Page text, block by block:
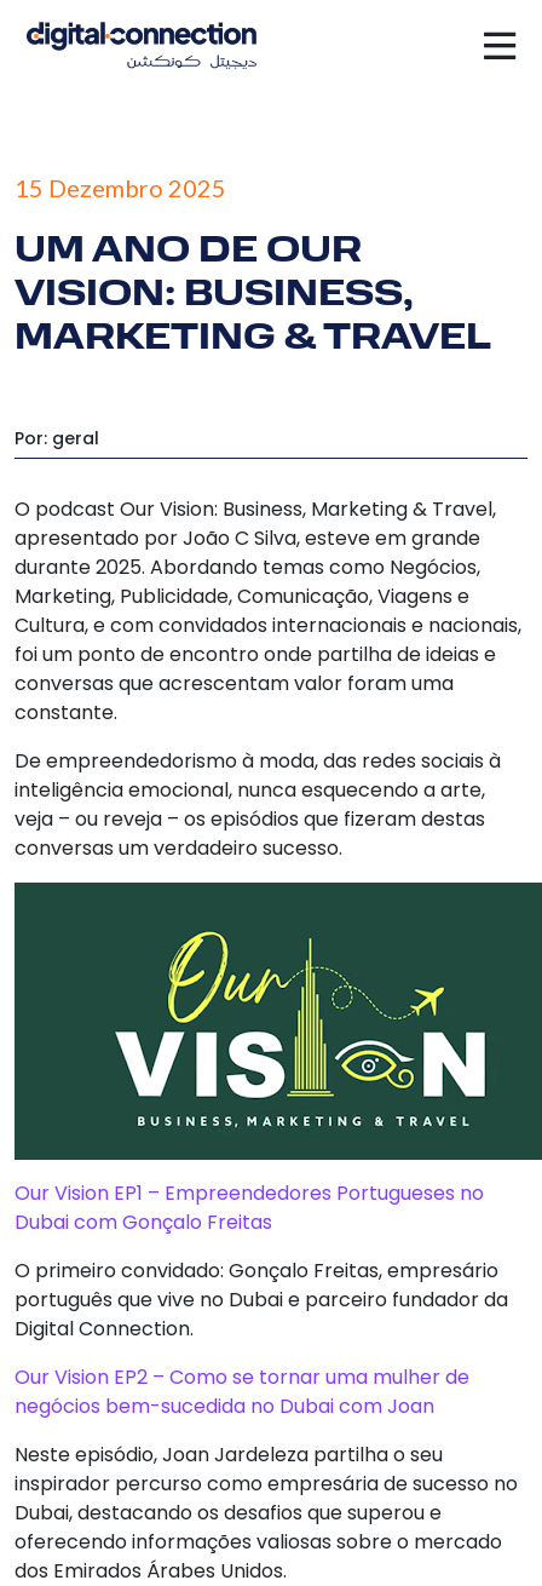
15 Dezembro 2025
UM ANO DE OUR
VISION: BUSINESS,
MARKETING & TRAVEL
Por: geral
O podcast Our Vision: Business, Marketing & Travel,
apresentado por João C Silva, esteve em grande
durante 2025. Abordando temas como Negócios,
Marketing, Publicidade, Comunicação, Viagens e
Cultura, e com convidados internacionais e nacionais,
foi um ponto de encontro onde partilha de ideias e
conversas que acrescentam valor foram uma
constante.
De empreendedorismo à moda, das redes sociais à
inteligência emocional, nunca esquecendo a arte,
veja – ou reveja – os episódios que fizeram destas
conversas um verdadeiro sucesso.
Our Vision EP1 – Empreendedores Portugueses no
Dubai com Gonçalo Freitas
O primeiro convidado: Gonçalo Freitas, empresário
português que vive no Dubai e parceiro fundador da
Digital Connection.
Our Vision EP2 – Como se tornar uma mulher de
negócios bem-sucedida no Dubai com Joan
Neste episódio, Joan Jardeleza partilha o seu
inspirador percurso como empresária de sucesso no
Dubai, destacando os desafios que superou e
oferecendo informações valiosas sobre o mercado
dos Emirados Árabes Unidos.